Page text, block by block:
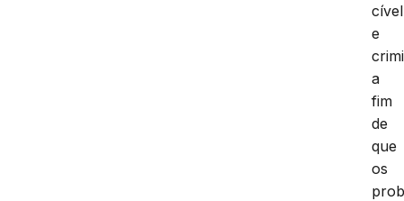
cível
e
a
fim
de
que
os